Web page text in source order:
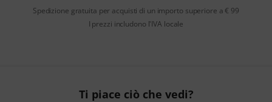
Spedizione gratuita per acquisti di un importo superiore a € 99
I prezzi includono l'IVA locale
Ti piace ciò che vedi?